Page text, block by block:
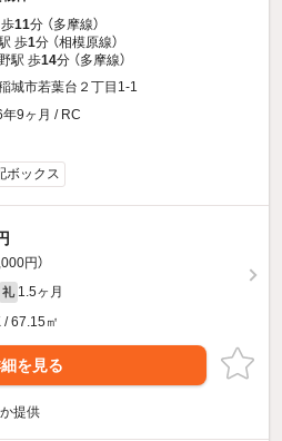
11分 （多摩線）
歩1分 （相模原線）
駅 歩14分 （多摩線）
城市若葉台２丁目1-1
9ヶ月 / RC
ボックス
円）
礼 1.5ヶ月
/ 67.15㎡
を見る
提供